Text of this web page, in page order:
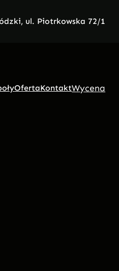
ul. Piotrkowska 72/1
OfertaKontaktWycena